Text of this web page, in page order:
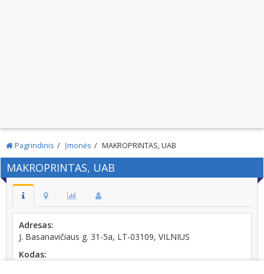
Pagrindinis Įmonės MAKROPRINTAS, UAB
MAKROPRINTAS, UAB
Adresas:
J. Basanavičiaus g. 31-5a, LT-03109, VILNIUS
Kodas: